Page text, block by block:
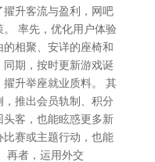
升客流与盈利，网吧
率先，优化用户体验
相聚、安详的座椅和
期，按时更新游戏诞
升举座就业质料。 其
推出会员轨制、积分
头客，也能眩惑更多新
赛或主题行动，也能
再者，运用外交